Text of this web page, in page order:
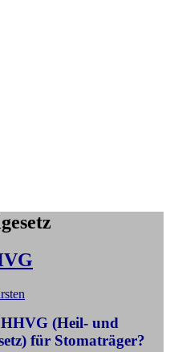
(Heil- und
für Stomaträger?